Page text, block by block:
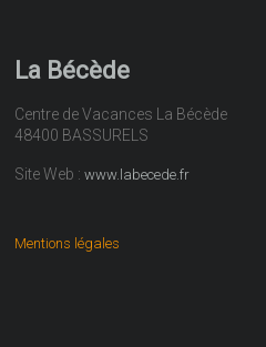
La Bécède
Centre de Vacances La Bécède
48400 BASSURELS
Site Web :www.labecede.fr
Mentions légales